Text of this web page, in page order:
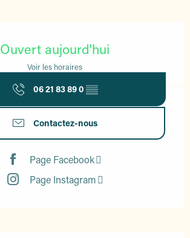
Ouvert aujourd'hui
Voir les horaires
06 21 83 89 0 ▒▒
Contactez-nous
Page Facebook
Page Instagram